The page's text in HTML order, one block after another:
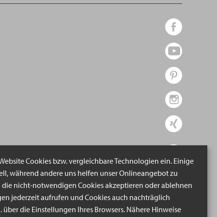
Cookies bzw. vergleichbare Technologien ein. Einige
während andere uns helfen unser Onlineangebot zu
die nicht-notwendigen Cookies akzeptieren oder ablehnen
jederzeit aufrufen und Cookies auch nachträglich
über die Einstellungen Ihres Browsers. Nähere Hinweise